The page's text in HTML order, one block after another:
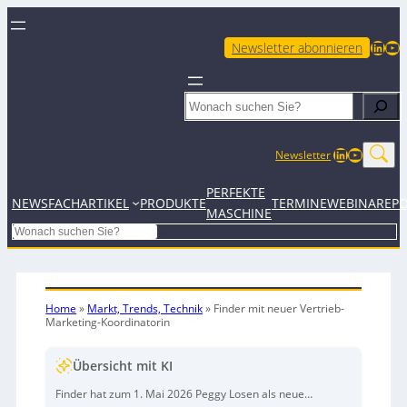
Newsletter abonnieren LinkedIn YouTube
Search
NewsletterLinkedIn
NEWSFACHARTIKEL PRODUKTE
PERFEKTE
MASCHINE
TERMINEWEBINARE
Search
Home » Markt, Trends, Technik» Finder mit neuer Vertrieb-
Marketing-Koordinatorin
Übersicht mit KI
Finder hat zum 1. Mai 2026 Peggy Losen als neue